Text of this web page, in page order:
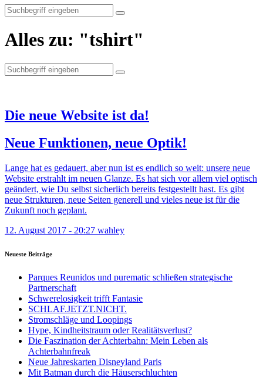
Alles zu: "tshirt"
Suche
nach:
Die neue Website ist da!
Neue Funktionen, neue Optik!
Lange hat es gedauert, aber nun ist es endlich so weit: unsere neue
Website erstrahlt im neuen Glanze. Es hat sich vor allem viel optisch
geändert, wie Du selbst sicherlich bereits festgestellt hast. Es gibt
neue Strukturen, neue Seiten generell und vieles neue ist für die
Zukunft noch geplant.
12. August 2017 - 20:27 wahley
Neueste Beiträge
Parques Reunidos und purematic schließen strategische
Partnerschaft
Schwerelosigkeit trifft Fantasie
SCHLAF.JETZT.NICHT.
Stromschläge und Loopings
Hype, Kindheitstraum oder Realitätsverlust?
Die Faszination der Achterbahn: Mein Leben als
Achterbahnfreak
Neue Jahreskarten Disneyland Paris
Mit Batman durch die Häuserschluchten